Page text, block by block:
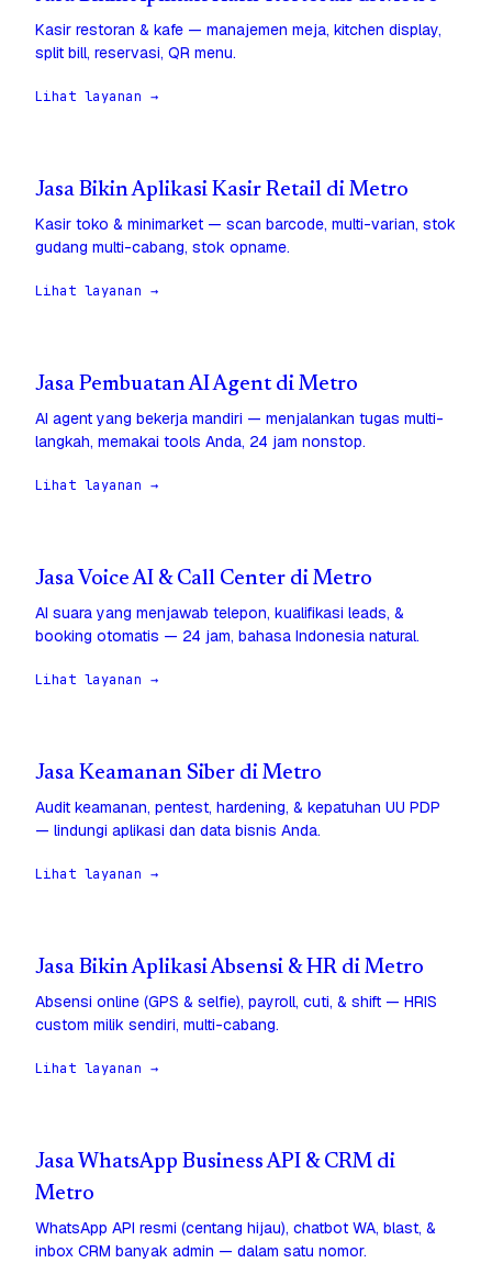
Kasir restoran & kafe — manajemen meja, kitchen display,
split bill, reservasi, QR menu.
Lihat layanan →
Jasa Bikin Aplikasi Kasir Retail di Metro
Kasir toko & minimarket — scan barcode, multi-varian, stok
gudang multi-cabang, stok opname.
Lihat layanan →
Jasa Pembuatan AI Agent di Metro
AI agent yang bekerja mandiri — menjalankan tugas multi-
langkah, memakai tools Anda, 24 jam nonstop.
Lihat layanan →
Jasa Voice AI & Call Center di Metro
AI suara yang menjawab telepon, kualifikasi leads, &
booking otomatis — 24 jam, bahasa Indonesia natural.
Lihat layanan →
Jasa Keamanan Siber di Metro
Audit keamanan, pentest, hardening, & kepatuhan UU PDP
— lindungi aplikasi dan data bisnis Anda.
Lihat layanan →
Jasa Bikin Aplikasi Absensi & HR di Metro
Absensi online (GPS & selfie), payroll, cuti, & shift — HRIS
custom milik sendiri, multi-cabang.
Lihat layanan →
Jasa WhatsApp Business API & CRM di
Metro
WhatsApp API resmi (centang hijau), chatbot WA, blast, &
inbox CRM banyak admin — dalam satu nomor.